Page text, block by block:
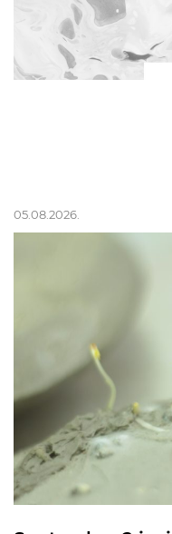
05.08.2026.